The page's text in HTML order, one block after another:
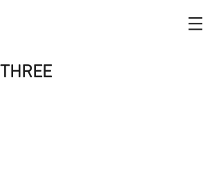
THREE